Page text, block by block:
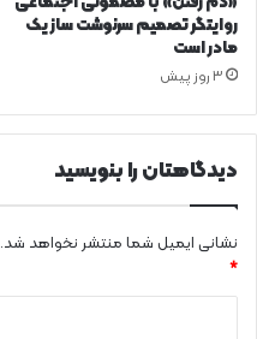
روایتگر تصمیم سرنوشت ساز یک
مادر است
3 روز پیش
دیدگاهتان را بنویسید
نشانی ایمیل شما منتشر نخواهد شد.
*